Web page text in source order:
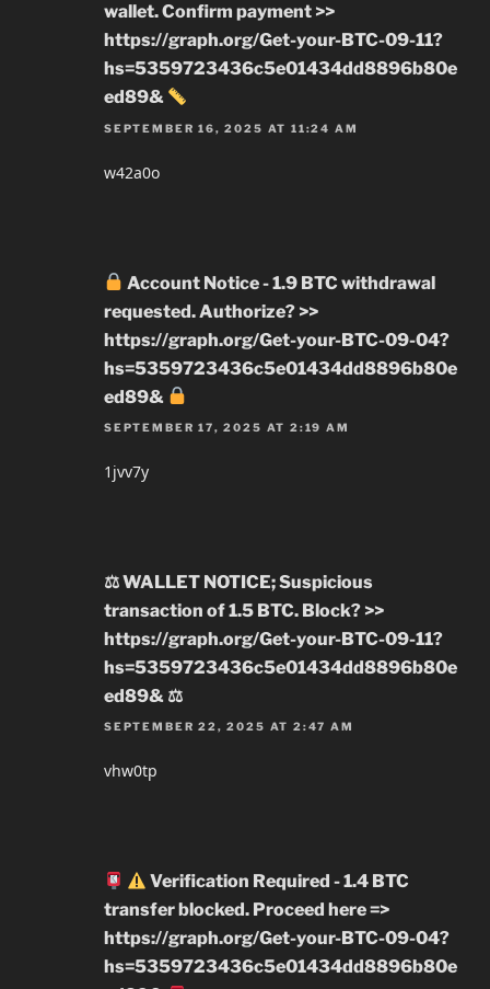
wallet. Confirm payment >>
https://graph.org/Get-your-BTC-09-11?
hs=5359723436c5e01434dd8896b80e
ed89&
SEPTEMBER 16, 2025 AT 11:24 AM
w42a0o
Account Notice - 1.9 BTC withdrawal
requested. Authorize? >>
https://graph.org/Get-your-BTC-09-04?
hs=5359723436c5e01434dd8896b80e
ed89&
SEPTEMBER 17, 2025 AT 2:19 AM
1jvv7y
⚖ WALLET NOTICE; Suspicious
transaction of 1.5 BTC. Block? >>
https://graph.org/Get-your-BTC-09-11?
hs=5359723436c5e01434dd8896b80e
ed89& ⚖
SEPTEMBER 22, 2025 AT 2:47 AM
vhw0tp
Verification Required - 1.4 BTC
transfer blocked. Proceed here =>
https://graph.org/Get-your-BTC-09-04?
hs=5359723436c5e01434dd8896b80e